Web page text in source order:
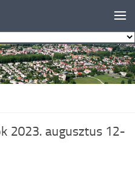
2023. augusztus 12-